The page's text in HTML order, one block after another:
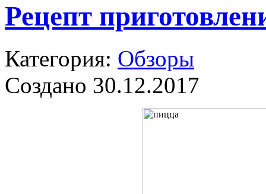
Рецепт
Категория: Обзоры
Создано 30.12.2017